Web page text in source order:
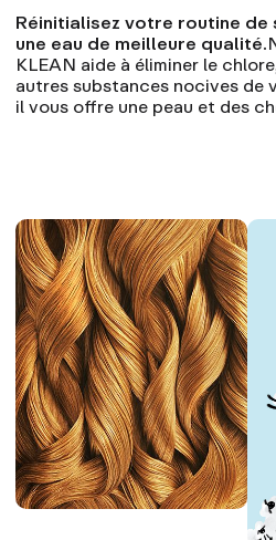
Réinitialisez votre routine de
une eau de meilleure qualité.
KLEAN aide à éliminer le
autres substances nocives de
il vous offre une peau et des